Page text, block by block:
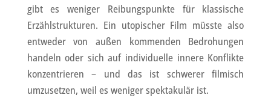
gibt es weniger Reibungspunkte für klassische
Erzählstrukturen. Ein utopischer Film müsste also
entweder von außen kommenden Bedrohungen
handeln oder sich auf individuelle innere Konflikte
konzentrieren – und das ist schwerer filmisch
umzusetzen, weil es weniger spektakulär ist.